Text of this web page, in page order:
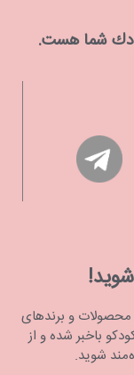
شما هست.
محصولات و برندهای
باخبر شده و از
شوید.